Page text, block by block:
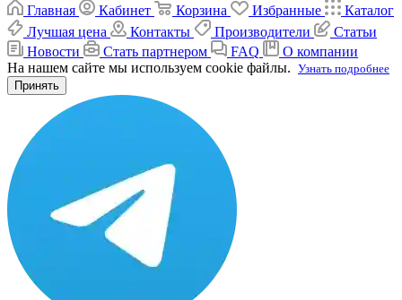
Главная
Кабинет Корзина Избранные
Каталог
Лучшая цена
Контакты Производители
Статьи
Новости
Стать партнером FAQ
О компании
На нашем сайте мы используем cookie файлы. Узнать подробнее
Принять